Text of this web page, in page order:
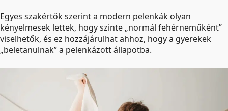
Egyes szakértők szerint a modern pelenkák olyan
kényelmesek lettek, hogy szinte „normál fehérneműként”
viselhetők, és ez hozzájárulhat ahhoz, hogy a gyerekek
„beletanulnak” a pelenkázott állapotba.